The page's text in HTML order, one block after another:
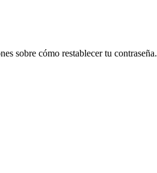
sobre cómo restablecer tu contraseña.